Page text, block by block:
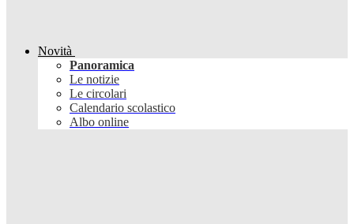
Novità
Panoramica
Le notizie
Le circolari
Calendario scolastico
Albo online